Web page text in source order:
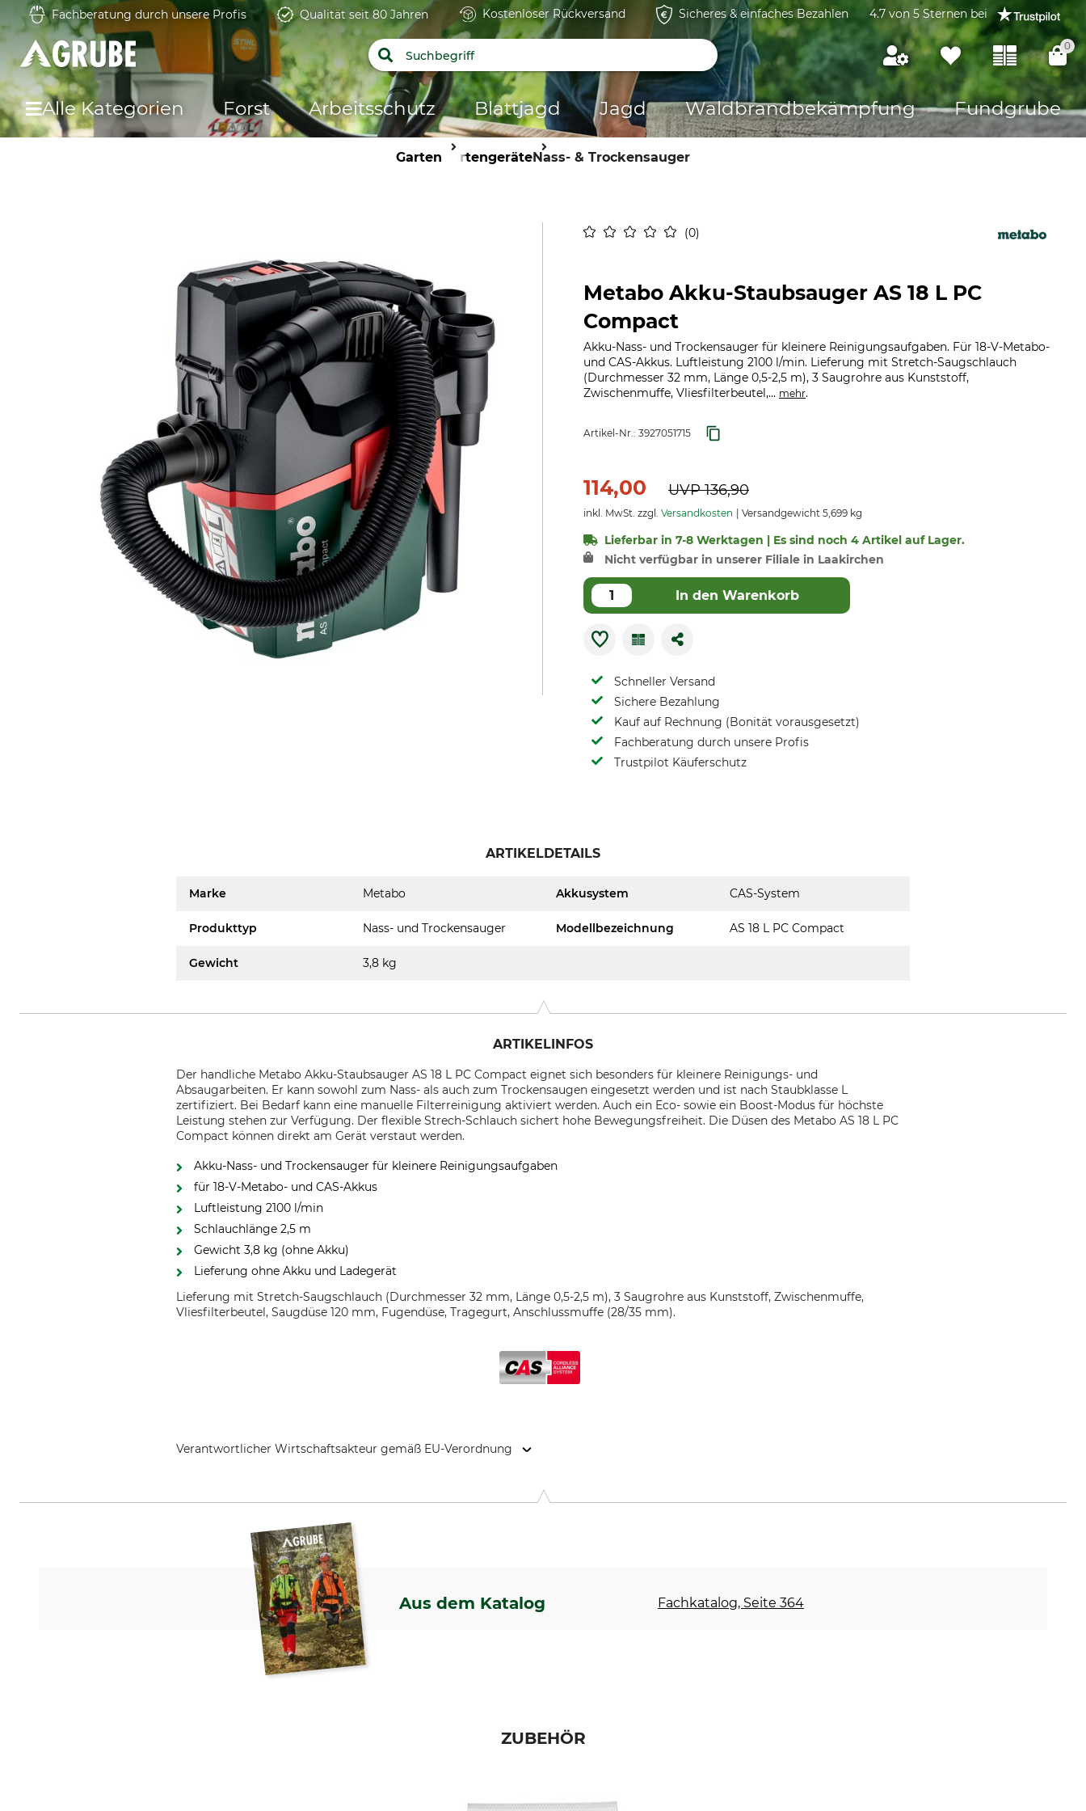
Fachberatung durch unsere Profis Qualität seit 80 Jahren Kostenloser Rückversand Sicheres & einfaches Bezahlen 4.7 von 5 Sternen bei
0
Alle Kategorien Forst Arbeitsschutz Blattjagd Jagd Waldbrandbekämpfung Fundgrube
Garten GartengeräteNass- & Trockensauger
0
Metabo Akku-Staubsauger AS 18 L PC
Compact
Akku-Nass- und Trockensauger für kleinere Reinigungsaufgaben. Für 18-V-Metabo-
und CAS-Akkus. Luftleistung 2100 l/min. Lieferung mit Stretch-Saugschlauch
(Durchmesser 32 mm, Länge 0,5-2,5 m), 3 Saugrohre aus Kunststoff,
Zwischenmuffe, Vliesfilterbeutel,... mehr.
Artikel-Nr.: 3927051715
114,00 UVP136,90
inkl. MwSt. zzgl. Versandkosten Versandgewicht 5,699 kg
Lieferbar in 7-8 Werktagen | Es sind noch 4 Artikel auf Lager.
Nicht verfügbar in unserer Filiale in Laakirchen
In den Warenkorb
Schneller Versand
Sichere Bezahlung
Kauf auf Rechnung (Bonität vorausgesetzt)
Fachberatung durch unsere Profis
Trustpilot Käuferschutz
ARTIKELDETAILS
Marke Metabo Akkusystem CAS-System
Produkttyp Nass- und Trockensauger Modellbezeichnung AS 18 L PC Compact
Gewicht 3,8 kg
ARTIKELINFOS
Der handliche Metabo Akku-Staubsauger AS 18 L PC Compact eignet sich besonders für kleinere Reinigungs- und
Absaugarbeiten. Er kann sowohl zum Nass- als auch zum Trockensaugen eingesetzt werden und ist nach Staubklasse L
zertifiziert. Bei Bedarf kann eine manuelle Filterreinigung aktiviert werden. Auch ein Eco- sowie ein Boost-Modus für höchste
Leistung stehen zur Verfügung. Der flexible Strech-Schlauch sichert hohe Bewegungsfreiheit. Die Düsen des Metabo AS 18 L PC
Compact können direkt am Gerät verstaut werden.
Akku-Nass- und Trockensauger für kleinere Reinigungsaufgaben
für 18-V-Metabo- und CAS-Akkus
Luftleistung 2100 l/min
Schlauchlänge 2,5 m
Gewicht 3,8 kg (ohne Akku)
Lieferung ohne Akku und Ladegerät
Lieferung mit Stretch-Saugschlauch (Durchmesser 32 mm, Länge 0,5-2,5 m), 3 Saugrohre aus Kunststoff, Zwischenmuffe,
Vliesfilterbeutel, Saugdüse 120 mm, Fugendüse, Tragegurt, Anschlussmuffe (28/35 mm).
Verantwortlicher Wirtschaftsakteur gemäß EU-Verordnung
Aus dem Katalog Fachkatalog, Seite 364
ZUBEHÖR